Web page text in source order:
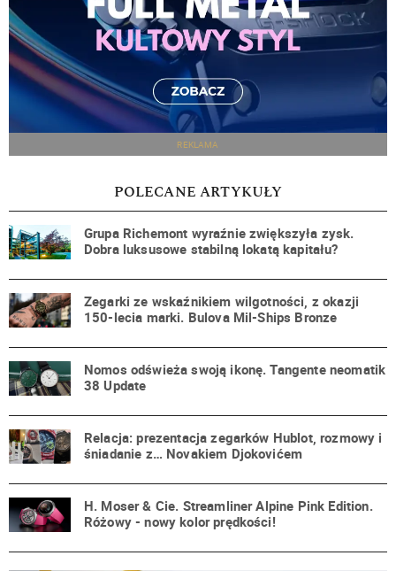
REKLAMA
POLECANE ARTYKUŁY
Grupa Richemont wyraźnie zwiększyła zysk.
Dobra luksusowe stabilną lokatą kapitału?
Zegarki ze wskaźnikiem wilgotności, z okazji
150-lecia marki. Bulova Mil-Ships Bronze
Nomos odświeża swoją ikonę. Tangente neomatik
38 Update
Relacja: prezentacja zegarków Hublot, rozmowy i
śniadanie z… Novakiem Djokovićem
H. Moser & Cie. Streamliner Alpine Pink Edition.
Różowy - nowy kolor prędkości!